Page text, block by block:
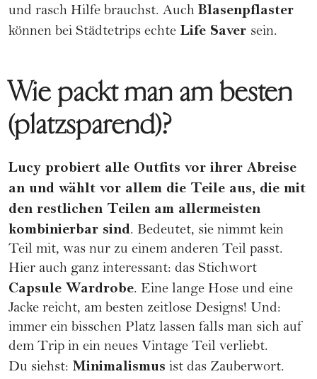
und rasch Hilfe brauchst. Auch Blasenpflaster
können bei Städtetrips echte Life Saver sein.
Wie packt man am besten
(platzsparend)?
Lucy probiert alle Outfits vor ihrer Abreise
an und wählt vor allem die Teile aus, die mit
den restlichen Teilen am allermeisten
kombinierbar sind. Bedeutet, sie nimmt kein
Teil mit, was nur zu einem anderen Teil passt.
Hier auch ganz interessant: das Stichwort
Capsule Wardrobe. Eine lange Hose und eine
Jacke reicht, am besten zeitlose Designs! Und:
immer ein bisschen Platz lassen falls man sich auf
dem Trip in ein neues Vintage Teil verliebt.
Du siehst: Minimalismus ist das Zauberwort.